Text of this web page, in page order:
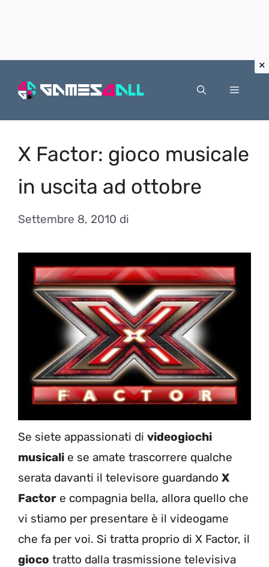
Menu
X Factor: gioco musicale
in uscita ad ottobre
Settembre 8, 2010 di
Se siete appassionati di videogiochi
musicali e se amate trascorrere qualche
serata davanti il televisore guardando X
Factor e compagnia bella, allora quello che
vi stiamo per presentare è il videogame
che fa per voi. Si tratta proprio di X Factor, il
gioco tratto dalla trasmissione televisiva